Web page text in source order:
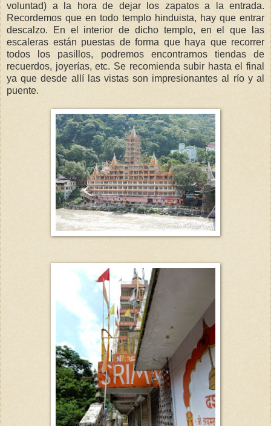
voluntad) a la hora de dejar los zapatos a la entrada.
Recordemos que en todo templo hinduista, hay que entrar
descalzo. En el interior de dicho templo, en el que las
escaleras están puestas de forma que haya que recorrer
todos los pasillos, podremos encontrarnos tiendas de
recuerdos, joyerías, etc. Se recomienda subir hasta el final
ya que desde allí las vistas son impresionantes al río y al
puente.